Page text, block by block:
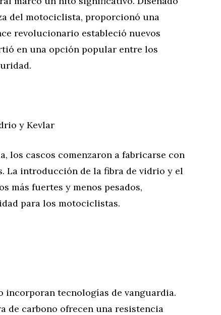
del motociclista, proporcionó una
revolucionario estableció nuevos
en una opción popular entre los
y Kevlar
los cascos comenzaron a fabricarse con
La introducción de la fibra de vidrio y el
más fuertes y menos pesados,
para los motociclistas.
incorporan tecnologías de vanguardia.
de carbono ofrecen una resistencia